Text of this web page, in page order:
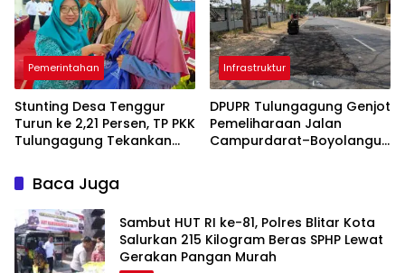
Pemerintahan
Stunting Desa Tenggur
Turun ke 2,21 Persen, TP PKK
Tulungagung Tekankan
Berkelanjutan
Infrastruktur
DPUPR Tulungagung Genjot
Pemeliharaan Jalan
Campurdarat–Boyolangu,
Baca Juga
Sambut HUT RI ke-81, Polres Blitar Kota
Salurkan 215 Kilogram Beras SPHP Lewat
Gerakan Pangan Murah